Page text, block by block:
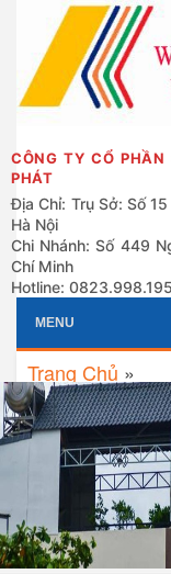
CÔNG TY CỔ
PHÁT
Địa Chỉ: Trụ Sở: Số
Hà Nội
Chi Nhánh: Số 449
Chí Minh
Hotline: 0823.998.195
MENU
Trang Chủ »
Grid
List
Mái Tôn Sản Phẩm
Dụng Phổ Biến
Dựng.